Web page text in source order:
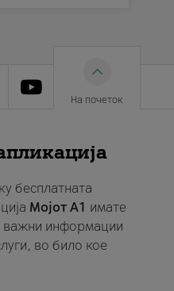
На почеток
бесплатната
Мојот A1 имате
важни информации
во било кое